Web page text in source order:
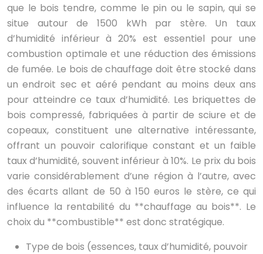
que le bois tendre, comme le pin ou le sapin, qui se
situe autour de 1500 kWh par stère. Un taux
d’humidité inférieur à 20% est essentiel pour une
combustion optimale et une réduction des émissions
de fumée. Le bois de chauffage doit être stocké dans
un endroit sec et aéré pendant au moins deux ans
pour atteindre ce taux d’humidité. Les briquettes de
bois compressé, fabriquées à partir de sciure et de
copeaux, constituent une alternative intéressante,
offrant un pouvoir calorifique constant et un faible
taux d’humidité, souvent inférieur à 10%. Le prix du bois
varie considérablement d’une région à l’autre, avec
des écarts allant de 50 à 150 euros le stère, ce qui
influence la rentabilité du **chauffage au bois**. Le
choix du **combustible** est donc stratégique.
Type de bois (essences, taux d’humidité, pouvoir